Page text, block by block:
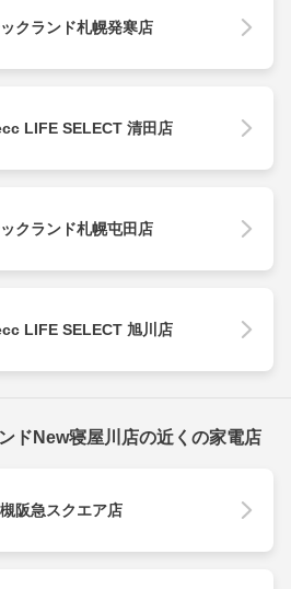
クランド札幌発寒店
LIFE SELECT 清田店
クランド札幌屯田店
LIFE SELECT 旭川店
ドNew寝屋川店の近くの家電店
阪急スクエア店